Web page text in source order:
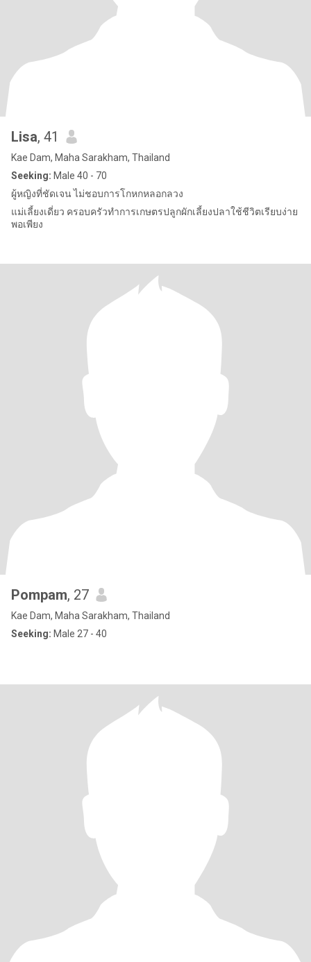
Lisa, 41
Kae Dam, Maha Sarakham, Thailand
Seeking: Male 40 - 70
ผู้หญิงที่ชัดเจน ไม่ชอบการโกหกหลอกลวง
แม่เลี้ยงเดี่ยว ครอบครัวทำการเกษตรปลูกผักเลี้ยงปลาใช้ชีวิตเรียบง่าย
พอเพียง
Pompam, 27
Kae Dam, Maha Sarakham, Thailand
Seeking: Male 27 - 40